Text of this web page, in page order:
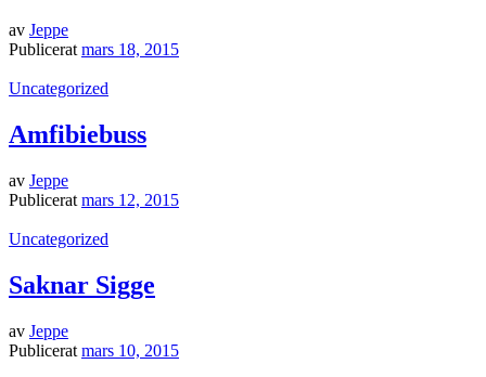
av Jeppe
Publicerat mars 18, 2015
Uncategorized
Amfibiebuss
av Jeppe
Publicerat mars 12, 2015
Uncategorized
Saknar Sigge
av Jeppe
Publicerat mars 10, 2015